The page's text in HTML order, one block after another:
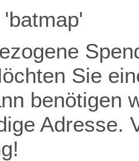
Sie
benötigen
Adresse.